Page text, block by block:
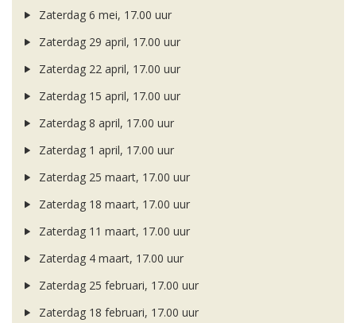
Zaterdag 6 mei, 17.00 uur
Zaterdag 29 april, 17.00 uur
Zaterdag 22 april, 17.00 uur
Zaterdag 15 april, 17.00 uur
Zaterdag 8 april, 17.00 uur
Zaterdag 1 april, 17.00 uur
Zaterdag 25 maart, 17.00 uur
Zaterdag 18 maart, 17.00 uur
Zaterdag 11 maart, 17.00 uur
Zaterdag 4 maart, 17.00 uur
Zaterdag 25 februari, 17.00 uur
Zaterdag 18 februari, 17.00 uur